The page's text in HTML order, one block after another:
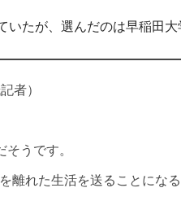
たが、選んだのは早稲田大
者）
うです。
離れた生活を送ることにな